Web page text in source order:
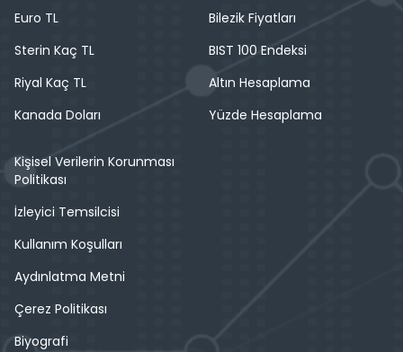
Euro TL
Sterin Kaç TL
Riyal Kaç TL
Kanada Doları
Bilezik Fiyatları
BIST 100 Endeksi
Altın Hesaplama
Yüzde Hesaplama
Kişisel Verilerin Korunması
Politikası
İzleyici Temsilcisi
Kullanım Koşulları
Aydınlatma Metni
Çerez Politikası
Biyografi